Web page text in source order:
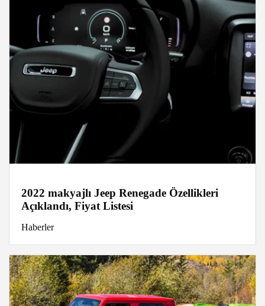
2022 makyajlı Jeep Renegade Özellikleri
Açıklandı, Fiyat Listesi
Haberler